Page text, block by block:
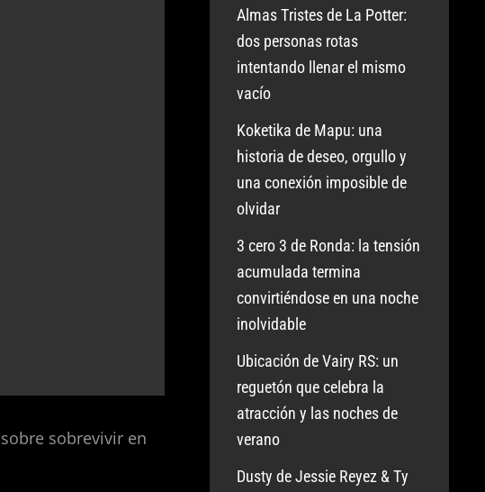
sobrevivir en
Almas Tristes de La Potter:
dos personas rotas
intentando llenar el mismo
vacío
Koketika de Mapu: una
historia de deseo, orgullo y
una conexión imposible de
olvidar
3 cero 3 de Ronda: la tensión
acumulada termina
convirtiéndose en una noche
inolvidable
Ubicación de Vairy RS: un
reguetón que celebra la
atracción y las noches de
verano
Dusty de Jessie Reyez & Ty